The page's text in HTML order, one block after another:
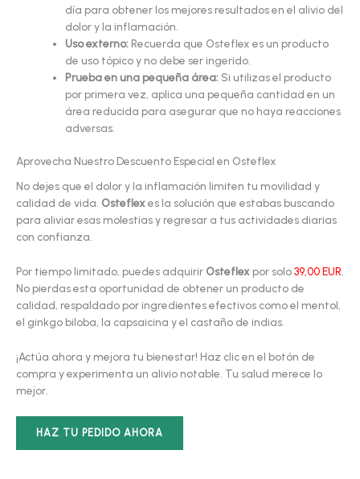
día para obtener los mejores resultados en el alivio del
dolor y la inflamación.
Uso externo: Recuerda que Osteflex es un producto
de uso tópico y no debe ser ingerido.
Prueba en una pequeña área: Si utilizas el producto
por primera vez, aplica una pequeña cantidad en un
área reducida para asegurar que no haya reacciones
adversas.
Aprovecha Nuestro Descuento Especial en Osteflex
No dejes que el dolor y la inflamación limiten tu movilidad y
calidad de vida. Osteflexes la solución que estabas buscando
para aliviar esas molestias y regresar a tus actividades diarias
con confianza.
Por tiempo limitado, puedes adquirir Osteflex por solo39,00 EUR
No pierdas esta oportunidad de obtener un producto de
calidad, respaldado por ingredientes efectivos como el mentol,
el ginkgo biloba, la capsaicina y el castaño de indias.
¡Actúa ahora y mejora tu bienestar! Haz clic en el botón de
compra y experimenta un alivio notable. Tu salud merece lo
mejor.
HAZ TU PEDIDO AHORA